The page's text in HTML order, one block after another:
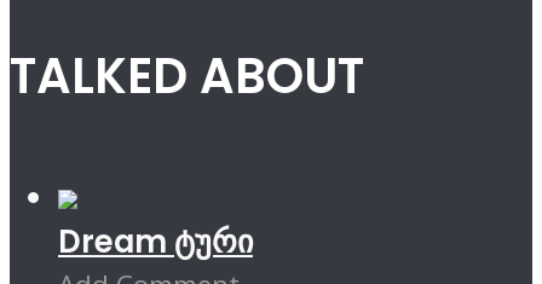
TALKED ABOUT
Dream ტური